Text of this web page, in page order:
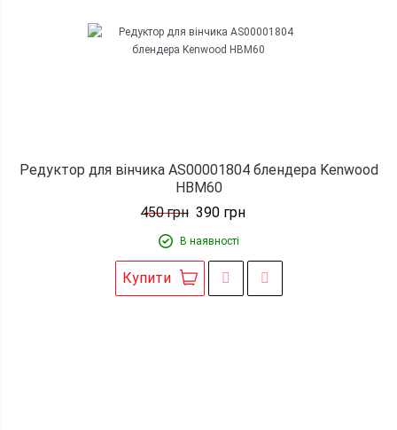
Редуктор для вінчика AS00001804 блендера Kenwood
HBM60
450грн 390 грн
В наявності
Купити